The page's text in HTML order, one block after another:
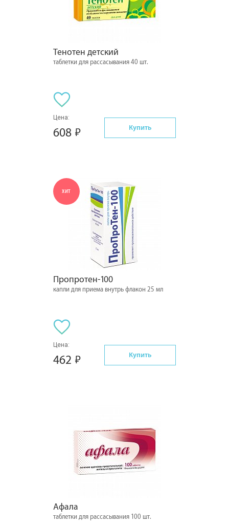
Тенотен детский
таблетки для рассасывания 40 шт.
Цена:
608 Купить
ХИТ
Пропротен-100
капли для приема внутрь флакон 25 мл
Цена:
462 Купить
Афала
таблетки для рассасывания 100 шт.